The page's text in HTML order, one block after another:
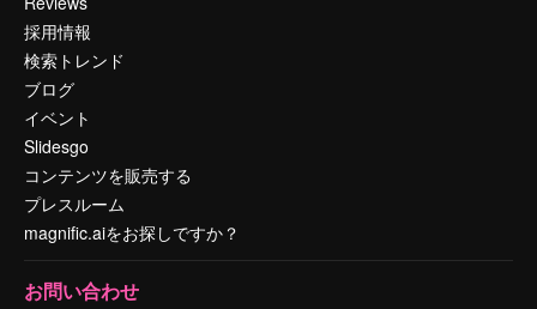
採用情報
検索トレンド
ブログ
イベント
Slidesgo
コンテンツを販売する
プレスルーム
magnific.aiをお探しですか？
お問い合わせ